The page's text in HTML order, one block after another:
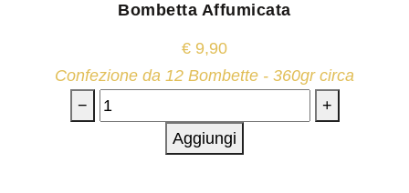
Bombetta Affumicata
€ 9,90
Confezione da 12 Bombette - 360gr circa
−
+
Aggiungi